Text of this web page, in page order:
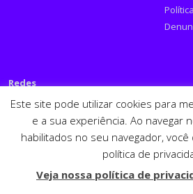
Redes
Siga a PSafe:
Facebook
TwitterRSS YoutubeLinkedIn
Este site pode utilizar cookies para
e a sua experiência. Ao navegar
habilitados no seu navegador,
política de
Veja nossa política de